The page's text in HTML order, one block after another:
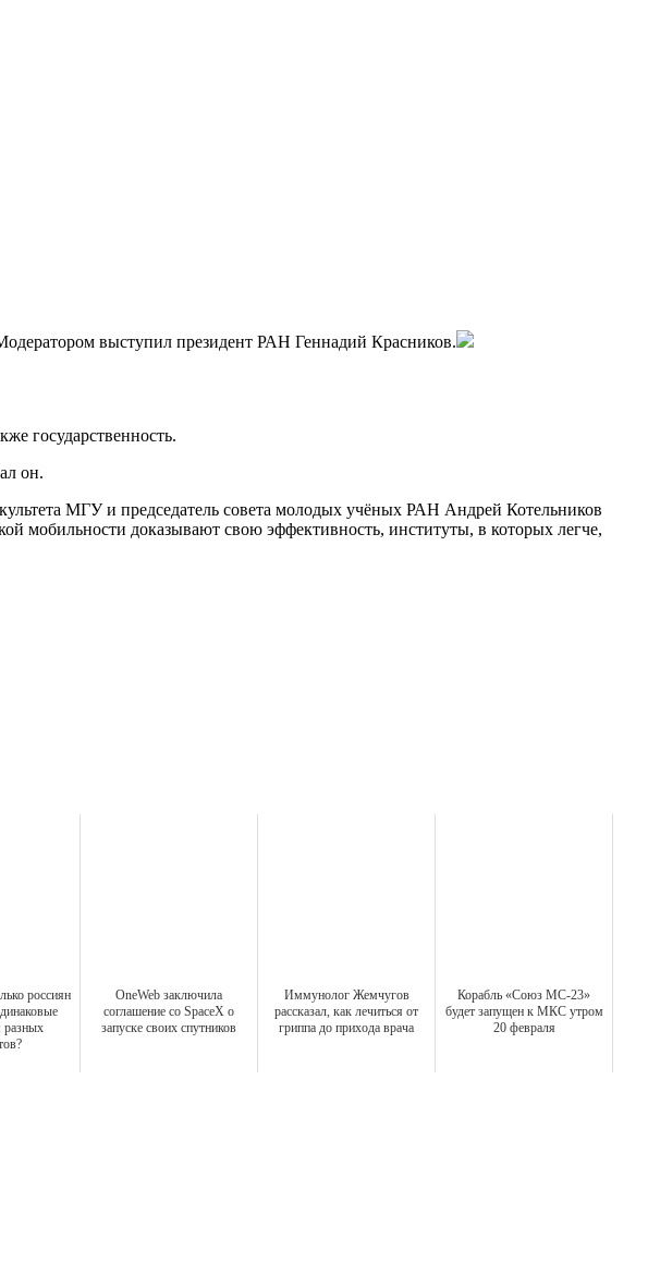
выступил президент РАН Геннадий Красников.
государственность.
он.
МГУ и председатель совета молодых учёных РАН Андрей Котельников
мобильности доказывают свою эффективность, институты, в которых легче,
россиян
разных
OneWeb заключила
соглашение со SpaceX о
запуске своих спутников
Иммунолог Жемчугов
рассказал, как лечиться от
гриппа до прихода врача
Корабль «Союз МС-23»
будет запущен к МКС утром
20 февраля